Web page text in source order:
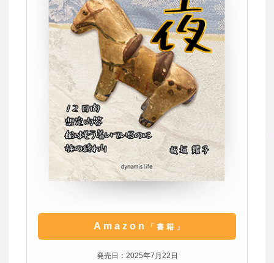
Amazon 「書籍」
発売日：2025年7月22日